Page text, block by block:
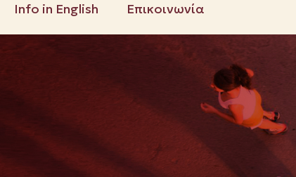
Info in English Επικοινωνία